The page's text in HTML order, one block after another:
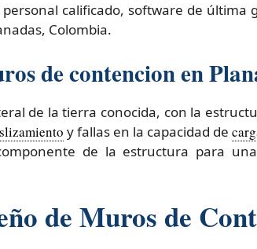
calificado, software de
Colombia.
de contencion en
de la tierra conocida, con la
y fallas en la capacidad de
de la estructura para
de Muros de